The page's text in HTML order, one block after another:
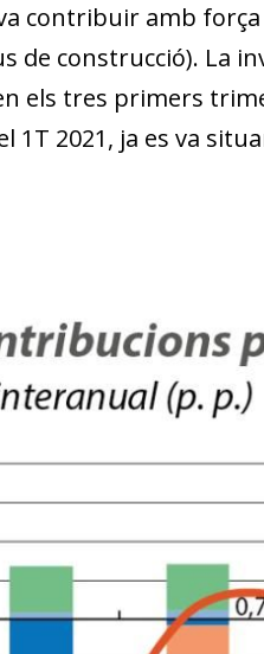
contribuir amb força
de construcció). La
els tres primers
2021, ja es va